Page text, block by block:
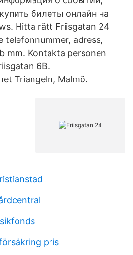
билеты онлайн на
Hitta rätt Friisgatan 24
telefonnummer, adress,
mm. Kontakta personen
6B.
Triangeln, Malmö.
pris